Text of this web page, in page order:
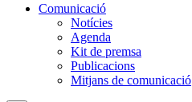
Comunicació
Notícies
Agenda
Kit de premsa
Publicacions
Mitjans de comunicació